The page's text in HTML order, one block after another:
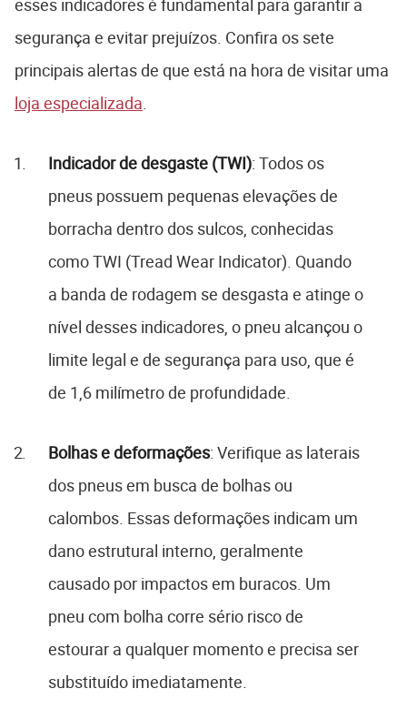
segurança e evitar prejuízos. Confira os sete
principais alertas de que está na hora de visitar uma
loja especializada
Indicador de desgaste (TWI): Todos os
pneus possuem pequenas elevações de
borracha dentro dos sulcos, conhecidas
como TWI (Tread Wear Indicator). Quando
a banda de rodagem se desgasta e atinge o
nível desses indicadores, o pneu alcançou o
limite legal e de segurança para uso, que é
de 1,6 milímetro de profundidade.
Bolhas e deformações: Verifique as laterais
dos pneus em busca de bolhas ou
calombos. Essas deformações indicam um
dano estrutural interno, geralmente
causado por impactos em buracos. Um
pneu com bolha corre sério risco de
estourar a qualquer momento e precisa ser
substituído imediatamente.